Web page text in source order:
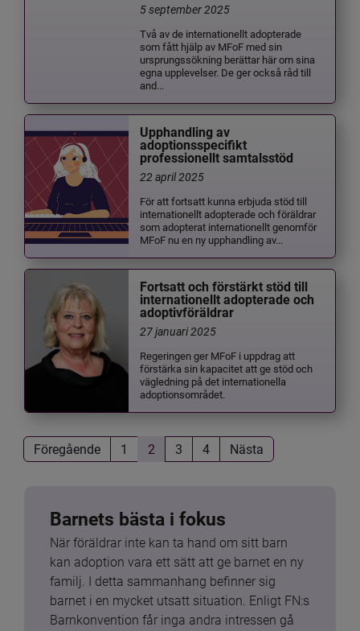
5 september 2025
Två av de internationellt adopterade
som fått hjälp av MFoF med sin
ursprungssökning berättar här om sina
egna upplevelser. De ger också råd till
and...
Upphandling av
adoptionsspecifikt
professionellt samtalsstöd
22 april 2025
För att fortsatt kunna erbjuda stöd till
internationellt adopterade och föräldrar
som adopterat internationellt genomför
MFoF nu en ny upphandling av...
Fortsatt och förstärkt stöd till
internationellt adopterade och
adoptivföräldrar
27 januari 2025
Regeringen ger MFoF i uppdrag att
förstärka sin kapacitet att ge stöd och
vägledning på det internationella
adoptionsområdet.
Föregående 1 2 3 4 Nästa
Barnets bästa i fokus
När föräldrar inte kan ta hand om sitt barn
kan adoption vara ett sätt att ge barnet en ny
familj. I detta sammanhang befinner sig
barnet i en mycket utsatt situation. Enligt FN:s
Barnkonvention får inga andra intressen gå